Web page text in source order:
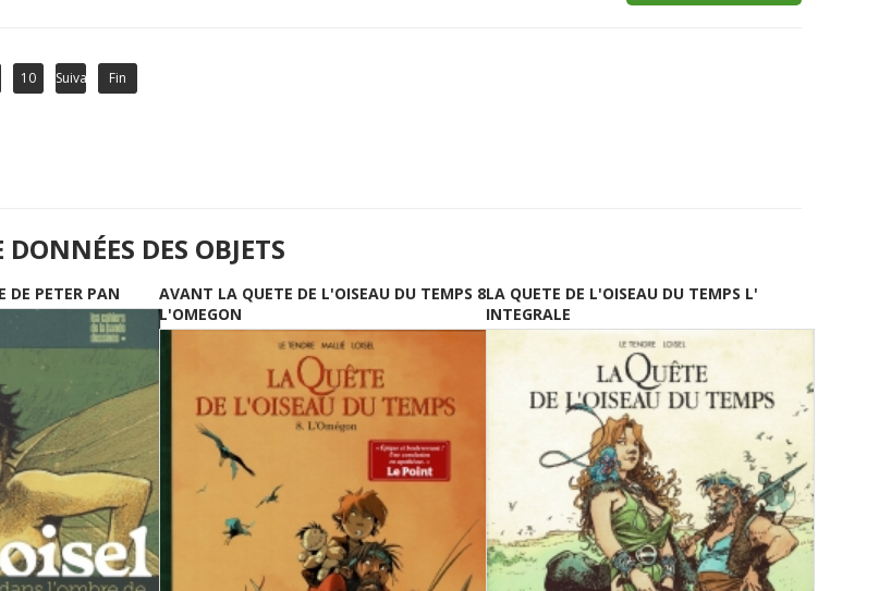
10 Suivant
Fin
DES OBJETS
DE PETER PAN
AVANT LA QUETE DE L'OISEAU DU TEMPS 8
L'OMEGON
LA QUETE DE L'OISEAU DU TEMPS L'
INTEGRALE